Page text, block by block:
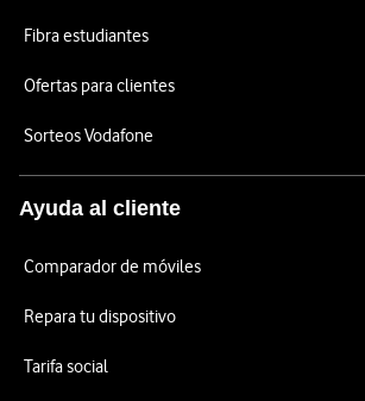
Fibra estudiantes
Ofertas para clientes
Sorteos Vodafone
Ayuda al cliente
Comparador de móviles
Repara tu dispositivo
Tarifa social